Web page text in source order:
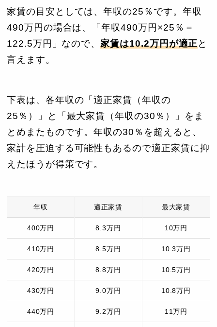
家賃の目安としては、年収の25％です。年収
490万円の場合は、「年収490万円×25％＝
122.5万円」なので、家賃は10.2万円が適正と
言えます。
下表は、各年収の「適正家賃（年収の
25％）」と「最大家賃（年収の30％）」をま
とめまたものです。年収の30％を超えると、
家計を圧迫する可能性もあるので適正家賃に抑
えたほうが得策です。
年収 適正家賃 最大家賃
400万円 8.3万円 10万円
410万円 8.5万円 10.3万円
420万円 8.8万円 10.5万円
430万円 9.0万円 10.8万円
440万円 9.2万円 11万円